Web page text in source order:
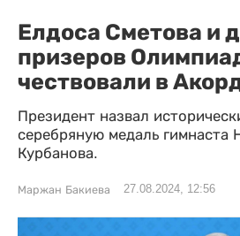
Елдоса Сметова и
призеров
чествовали в
Президент назвал
серебряную медаль гимнаста
Курбанова.
Маржан Бакиева 27.08.2024, 12:56